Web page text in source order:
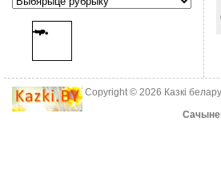
Copyright © 2026 Казкі